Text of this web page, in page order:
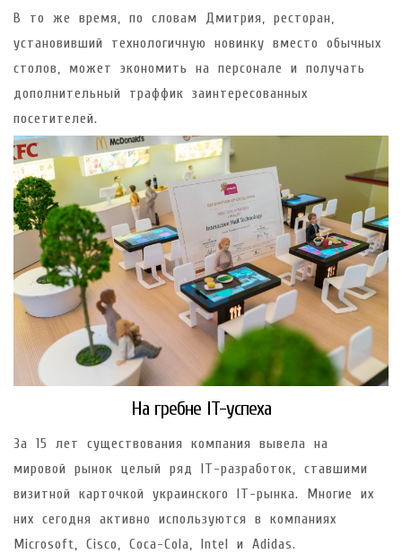
В то же время, по словам Дмитрия, ресторан,
установивший технологичную новинку вместо обычных
столов, может экономить на персонале и получать
дополнительный траффик заинтересованных
посетителей.
На гребне IT-успеха
За 15 лет существования компания вывела на
мировой рынок целый ряд IT-разработок, ставшими
визитной карточкой украинского IT-рынка. Многие их
них сегодня активно используются в компаниях
Microsoft, Cisco, Coca-Cola, Intel и Adidas.